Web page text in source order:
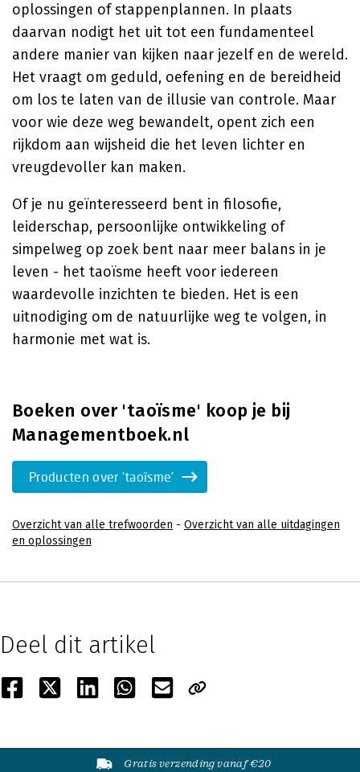
oplossingen of stappenplannen. In plaats
daarvan nodigt het uit tot een fundamenteel
andere manier van kijken naar jezelf en de wereld.
Het vraagt om geduld, oefening en de bereidheid
om los te laten van de illusie van controle. Maar
voor wie deze weg bewandelt, opent zich een
rijkdom aan wijsheid die het leven lichter en
vreugdevoller kan maken.
Of je nu geïnteresseerd bent in filosofie,
leiderschap, persoonlijke ontwikkeling of
simpelweg op zoek bent naar meer balans in je
leven - het taoïsme heeft voor iedereen
waardevolle inzichten te bieden. Het is een
uitnodiging om de natuurlijke weg te volgen, in
harmonie met wat is.
Boeken over 'taoïsme' koop je bij
Managementboek.nl
Producten over 'taoïsme'
Overzicht van alle trefwoorden - Overzicht van alle uitdagingen
en oplossingen
Deel dit artikel
Gratis verzending vanaf €20